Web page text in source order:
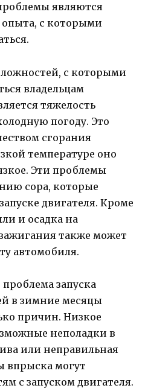
являются
с которыми
с которыми
владельцам
тяжелость
погоду. Это
сгорания
температуре оно
Эти проблемы
сора, которые
двигателя. Кроме
и осадка на
также может
автомобиля.
запуска
в зимние месяцы
причин. Низкое
неполадки в
или неправильная
впрыска могут
с запуском двигателя.